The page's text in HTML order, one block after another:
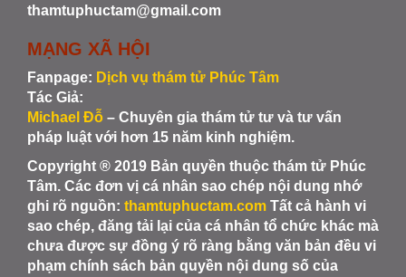
thamtuphuctam@gmail.com
MẠNG XÃ HỘI
Fanpage: Dịch vụ thám tử Phúc Tâm
Tác Giả:
Michael Đỗ – Chuyên gia thám tử tư và tư vấn
pháp luật với hơn 15 năm kinh nghiệm.
Copyright ® 2019 Bản quyền thuộc thám tử Phúc
Tâm. Các đơn vị cá nhân sao chép nội dung nhớ
ghi rõ nguồn: thamtuphuctam.com Tất cả hành vi
sao chép, đăng tải lại của cá nhân tổ chức khác mà
chưa được sự đồng ý rõ ràng bằng văn bản đều vi
phạm chính sách bản quyền nội dung số của